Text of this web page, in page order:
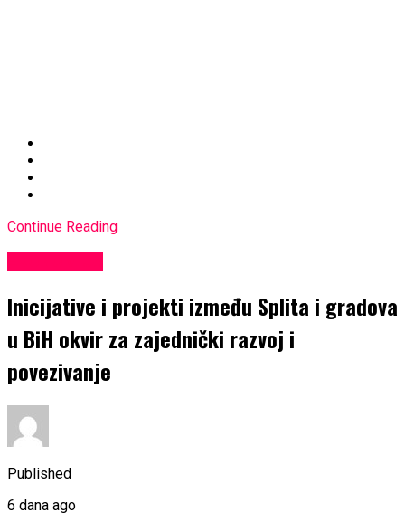
Continue Reading
Inicijative i projekti između Splita i gradova
u BiH okvir za zajednički razvoj i
povezivanje
Published
6 dana ago